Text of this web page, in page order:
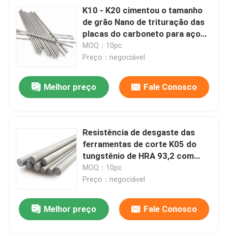
K10 - K20 cimentou o tamanho
de grão Nano de trituração das
placas do carboneto para aço
temperado
MOQ：10pc
Preço：negociável
Melhor preço Fale Conosco
Resistência de desgaste das
ferramentas de corte K05 do
tungstênio de HRA 93,2 com
furos helicoidais
MOQ：10pc
Preço：negociável
Melhor preço Fale Conosco